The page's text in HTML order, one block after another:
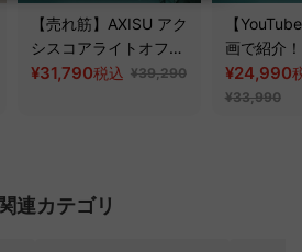
【売れ筋】AXISU アク
シスコアライトオフィ
スチェア
¥31,790税込 ¥39,290
【
画で紹介
クシスエ
オフィス
¥24,990
¥33,990
関連カテゴリ